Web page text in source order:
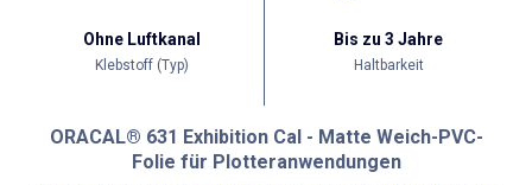
Ohne Luftkanal
Klebstoff (Typ)
Bis zu 3 Jahre
Haltbarkeit
ORACAL® 631 Exhibition Cal - Matte Weich-PVC-
Folie für Plotteranwendungen